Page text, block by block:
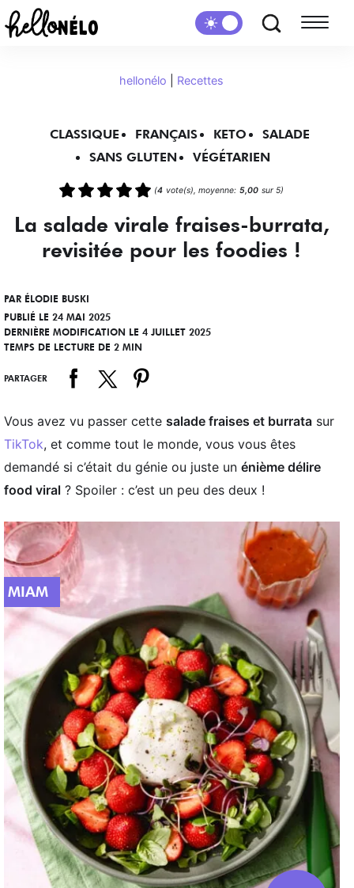
hellonélo Recettes
CLASSIQUE FRANÇAIS KETO
SALADE
SANS GLUTEN
VÉGÉTARIEN
(4 vote(s), moyenne: 5,00 sur 5)
La salade virale fraises-burrata,
revisitée pour les foodies !
PAR ÉLODIE BUSKI
PUBLIÉ LE 24 MAI 2025
DERNIÈRE MODIFICATION LE 4 JUILLET 2025
TEMPS DE LECTURE DE 2 MIN
PARTAGER
Vous avez vu passer cette salade fraises et burrata sur
TikTok, et comme tout le monde, vous vous êtes
demandé si c’était du génie ou juste un énième délire
food viral ? Spoiler : c’est un peu des deux !